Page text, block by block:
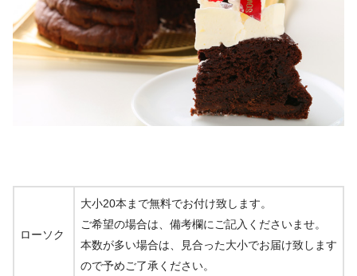
ローソク
大小20本まで無料でお付け致します。
ご希望の場合は、備考欄にご記入くださいませ。
本数が多い場合は、見合った大小でお届け致します
ので予めご了承ください。